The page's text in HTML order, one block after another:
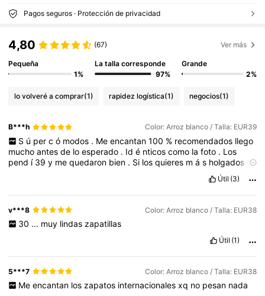
Pagos seguros · Protección de privacidad
4,80 (67) Ver más
Pequeña
1%
La talla corresponde
97%
Grande
2%
lo volveré a comprar(1) rapidez logística(1) negocios(1)
B***h Color: Arroz blanco / Talla: EUR39
S ú per c ó modos . Me encantan 100 % recomendados llego
muchoantesde loesperado . Idé nticoscomo lafoto . Los
pend í 39y mequedaron bien . Si losquieres más holgados
Útil (3)
v***8 Color: Arroz blanco / Talla: EUR38
30 ... muy lindas zapatillas
Útil (1)
5***7 Color: Arroz blanco / Talla: EUR38
Me encantan los zapatos internacionales xq no pesan nada